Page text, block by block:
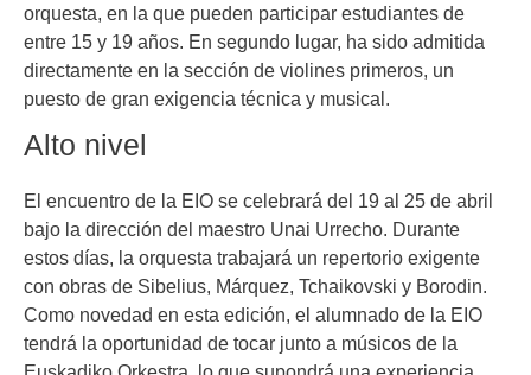
orquesta, en la que pueden participar estudiantes de
entre 15 y 19 años. En segundo lugar, ha sido admitida
directamente en la sección de violines primeros, un
puesto de gran exigencia técnica y musical.
Alto nivel
El encuentro de la EIO se celebrará del 19 al 25 de abril
bajo la dirección del maestro Unai Urrecho. Durante
estos días, la orquesta trabajará un repertorio exigente
con obras de Sibelius, Márquez, Tchaikovski y Borodin.
Como novedad en esta edición, el alumnado de la EIO
tendrá la oportunidad de tocar junto a músicos de la